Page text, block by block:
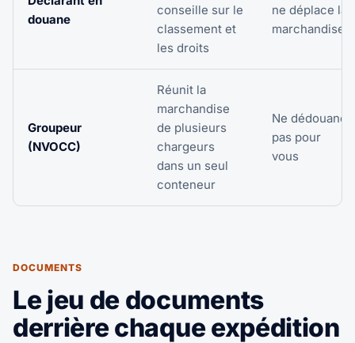
douane
conseille sur le
classement et
les droits
ne déplace la
marchandise
Groupeur
(NVOCC)
Réunit la
marchandise
de plusieurs
chargeurs
dans un seul
conteneur
Ne dédouane
pas pour
vous
DOCUMENTS
Le jeu de documents
derrière chaque expédition